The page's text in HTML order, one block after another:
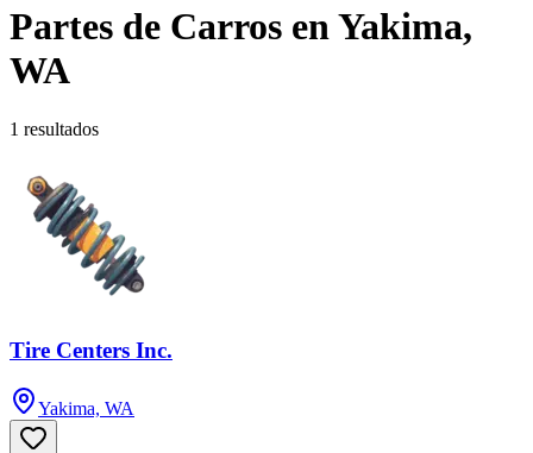
Partes de Carros en Yakima,
WA
1 resultados
Tire Centers Inc.
Yakima, WA